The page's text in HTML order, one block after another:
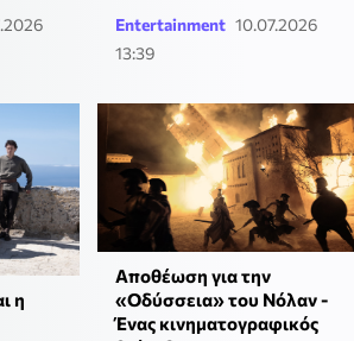
Entertainment 10.07.2026
13:39
η
Αποθέωση για την
«Οδύσσεια» του Νόλαν -
Ένας κινηματογραφικός